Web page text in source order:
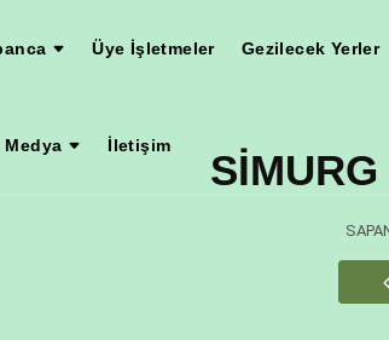
Üye İşletmeler Gezilecek Yerler
Medya İletişim